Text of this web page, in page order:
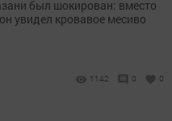
был шокирован: вместо
увидел кровавое месиво
1142 0 0